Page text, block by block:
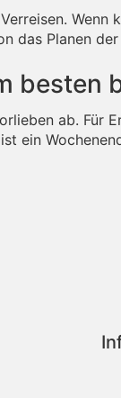
das Planen
besten
ab. Für
ein